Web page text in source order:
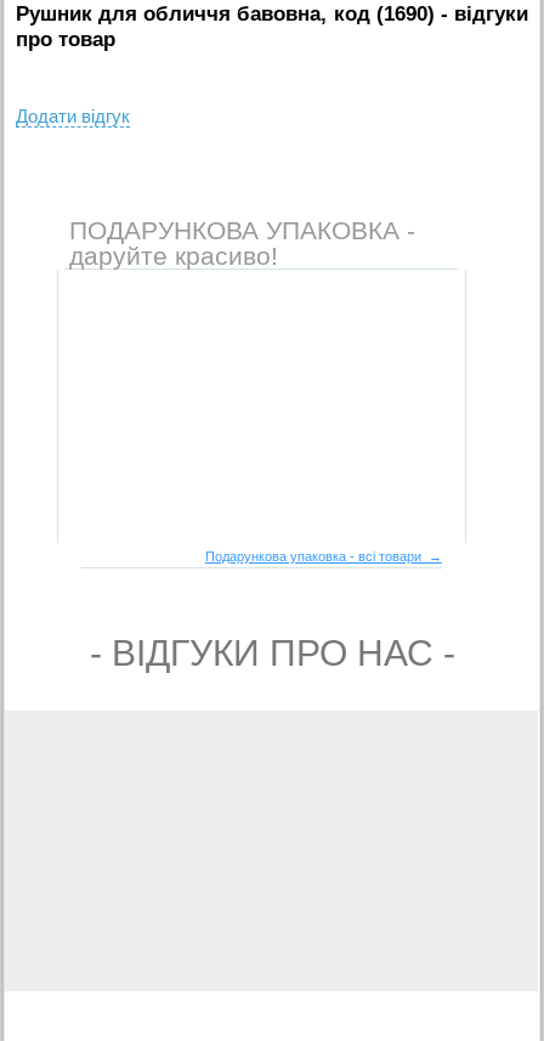
Рушник для обличчя бавовна, код (1690) - вiдгуки
про товар
Додати вiдгук
ПОДАРУНКОВА УПАКОВКА -
даруйте красиво!
Подарункова упаковка - всі товари →
- ВIДГУКИ ПРО НАС -